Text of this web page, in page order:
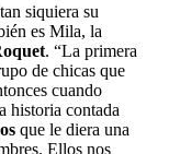
siquiera su
es Mila, la
. “La primera
de chicas que
cuando
historia contada
que le diera una
Ellos nos